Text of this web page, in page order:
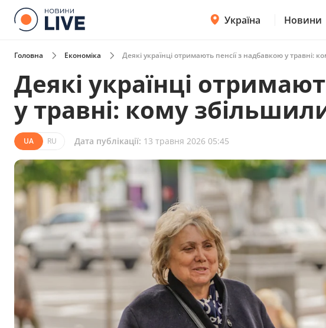
Україна Новини
Головна Економіка Деякі українці отримають пенсії з надбавкою у травні:
Деякі українці
у травні: кому
UA RU Дата публікації: 13 травня 2026 05:45